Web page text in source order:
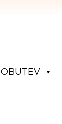
OBUTEV